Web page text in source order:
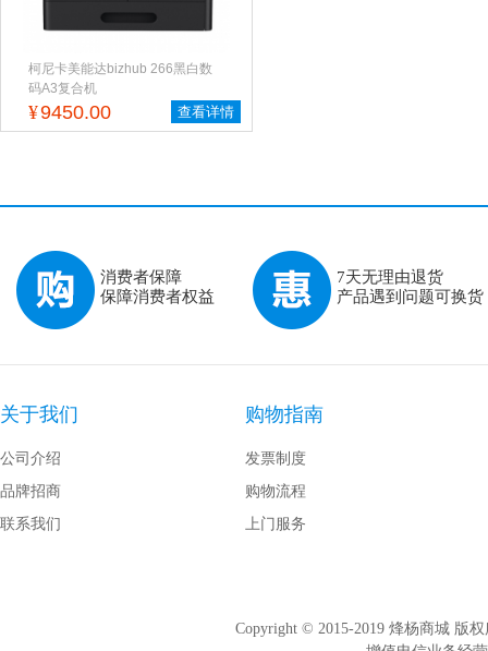
柯尼卡美能达bizhub 266黑白数
码A3复合机
¥9450.00 查看详情
消费者保障
保障消费者权益
7天无理由退货
产品遇到问题可换货
关于我们
公司介绍
品牌招商
联系我们
购物指南
发票制度
购物流程
上门服务
Copyright © 2015-2019 烽杨商城 版